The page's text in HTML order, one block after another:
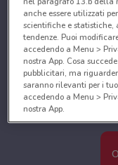
anche essere utilizzati
scientifiche e statistiche,
tendenze. Puoi
accedendo a Menu >
nostra App. Cosa
pubblicitari, ma
saranno rilevanti per i
accedendo a Menu >
nostra App.
Noi e i nostri
Utilizzare dati di
caratteristiche del